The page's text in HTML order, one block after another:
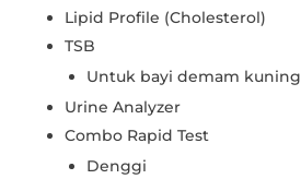
Lipid Profile (Cholesterol)
TSB
Untuk bayi demam kuning
Urine Analyzer
Combo Rapid Test
Denggi